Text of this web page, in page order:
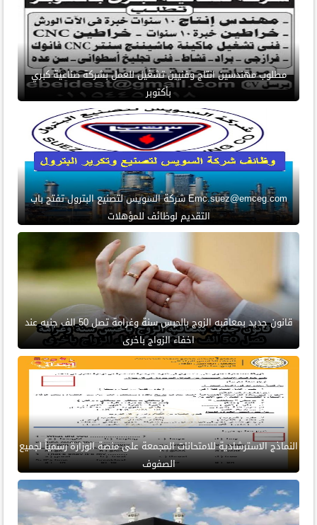
مطلوب مهندسين انتاج وفنيين تشغيل للعمل بشركة صناعية كبري
بأكتوبر
Emc.suez@emceg.com شركة السويس لتصنيع البترول تفتح باب
التقديم لوظائف للمؤهلات
قانون جديد بمعاقبه الزوج بالحبس سنة وغرامة تصل 50 الف جنيه عند
اخفاء الزواج باخرى
النماذج الاسترشادية للامتحانات المجمعة على منصة الوزارة رسمياً لجميع
الصفوف